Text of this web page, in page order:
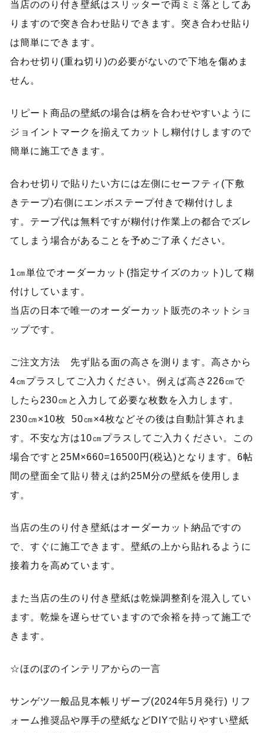
当店ののり付き壁紙はスリッターで両ミミ落としてあ
りますので突き合わせ貼りできます。突き合わせ貼り
は簡単にできます。
合わせ切り(重ね切り)の必要がないので下地を傷めま
せん。
リピート商品の壁紙の場合は柄を合わせやすいように
ジョイントマークを揃えてカットし糊付けしますので
簡単に施工できます。
合わせ切りで貼りたい方には左側にセーフティ(下敷
きテープ)右側にエンボステープ付きで糊付けしま
す。テープ代は無料ですが糊付け作業上の都合でズレ
てしまう場合があることを予めご了承ください。
1㎝単位でオーダーカット(指定サイズのカット)して糊
付けしています。
当店の日本で唯一のオーダーカット販売のネットショ
ップです。
ご注文方法 先ず貼る面の高さを測ります。高さから
4㎝プラスしてご入力ください。例えば高さ226㎝で
したら230㎝と入力して必要な枚数を入力します。
230㎝×10枚 50㎝×4枚などその後は自動計算されま
す。不安な方は10㎝プラスしてご入力ください。この
場合ですと25M×660=16500円(税込)となります。6帖
間の壁面全て貼り替えは約25M分の壁紙を使用しま
す。
当店の生のり付き壁紙はオーダーカット納品ですの
で、すぐに施工できます。壁紙の上から貼れるように
接着力を高めています。
また当店の生のり付き壁紙は乾燥調整剤を混入してい
ます。乾燥を遅らせていますので余裕を持って施工で
きます。
☆ほのぼのインテリアからの一言
サンゲツ一般品見本帳リザーブ(2024年5月発行) リフ
ォーム推奨品や厚手の壁紙などDIYで貼りやすい壁紙